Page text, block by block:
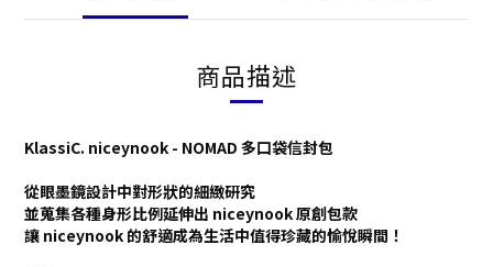
商品描述
KlassiC. niceynook - NOMAD 多口袋信封包
從眼墨鏡設計中對形狀的細緻研究
並蒐集各種身形比例延伸出 niceynook 原創包款
讓 niceynook 的舒適成為生活中值得珍藏的愉悅瞬間！